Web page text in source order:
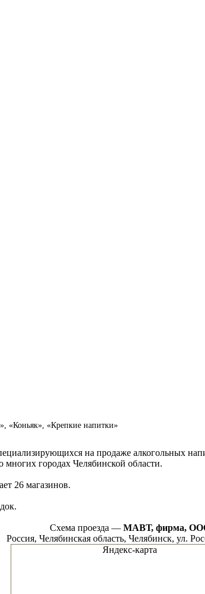
«Коньяк», «Крепкие напитки»
на продаже алкогольных
многих городах Челябинской области.
26 магазинов.
Схема проезда — МАВТ, фирма,
Россия, Челябинская область, Челябинск, ул.
Яндекс-карта